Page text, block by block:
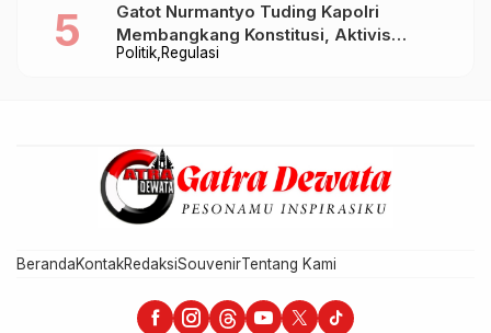
Politik Regulasi
Gatot Nurmantyo Tuding Kapolri
Membangkang Konstitusi, Aktivis
Tegaskan Polri Tak Punya Sejarah
BerandaKontakRedaksiSouvenirTentang Kami